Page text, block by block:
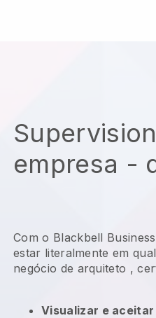
empresa -
Com o Blackbell
estar literalmente em
negócio de arquiteto ,
Visualizar e